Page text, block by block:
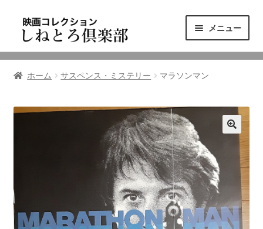
ゲ
シ
ン
テ
ツ
ス
メニュー
ニュース
しねとろ倶楽部について
ホーム サスペンス・ミステリー マラソンマン